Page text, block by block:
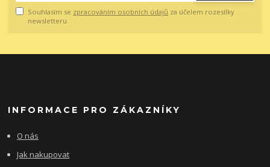
Souhlasím se zpracováním osobních údajů za účelem rozesílky
newsletteru.
INFORMACE PRO ZÁKAZNÍKY
O nás
Jak nakupovat